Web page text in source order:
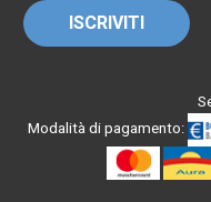
Modalità di pagamento: